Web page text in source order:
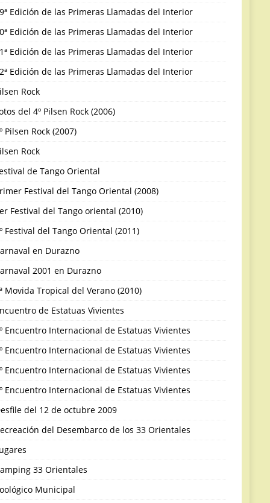
Edición de las Primeras Llamadas del Interior
Edición de las Primeras Llamadas del Interior
Edición de las Primeras Llamadas del Interior
Edición de las Primeras Llamadas del Interior
Rock
del 4º Pilsen Rock (2006)
Pilsen Rock (2007)
Rock
de Tango Oriental
Festival del Tango Oriental (2008)
Festival del Tango oriental (2010)
Festival del Tango Oriental (2011)
en Durazno
2001 en Durazno
Movida Tropical del Verano (2010)
de Estatuas Vivientes
Encuentro Internacional de Estatuas Vivientes
Encuentro Internacional de Estatuas Vivientes
Encuentro Internacional de Estatuas Vivientes
Encuentro Internacional de Estatuas Vivientes
del 12 de octubre 2009
del Desembarco de los 33 Orientales
33 Orientales
Municipal